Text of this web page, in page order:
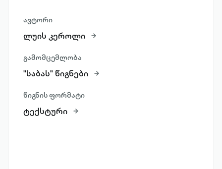
ავტორი
ლუის კეროლი
გამომცემლობა
"საბას" წიგნები
წიგნის ფორმატი
ტექსტური